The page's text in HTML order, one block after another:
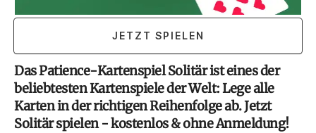
JETZT SPIELEN
Das Patience-Kartenspiel Solitär ist eines der
beliebtesten Kartenspiele der Welt: Lege alle
Karten in der richtigen Reihenfolge ab. Jetzt
Solitär spielen - kostenlos & ohne Anmeldung!